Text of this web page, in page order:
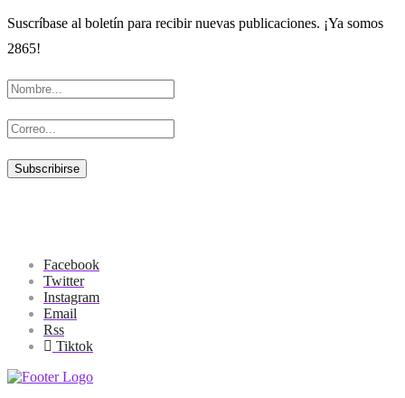
Suscríbase al boletín para recibir nuevas publicaciones. ¡Ya somos
2865!
Facebook
Twitter
Instagram
Email
Rss
Tiktok